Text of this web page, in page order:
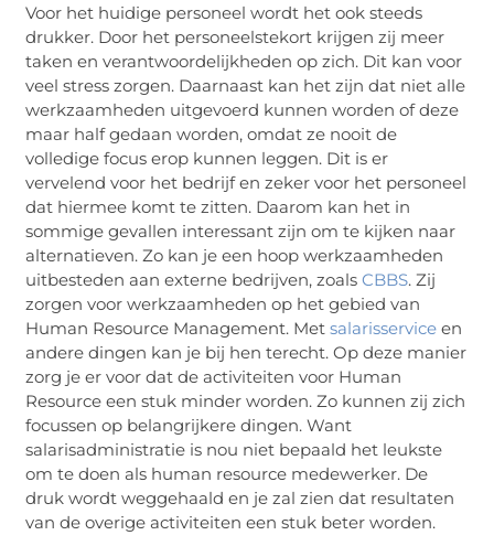
Voor het huidige personeel wordt het ook steeds
drukker. Door het personeelstekort krijgen zij meer
taken en verantwoordelijkheden op zich. Dit kan voor
veel stress zorgen. Daarnaast kan het zijn dat niet alle
werkzaamheden uitgevoerd kunnen worden of deze
maar half gedaan worden, omdat ze nooit de
volledige focus erop kunnen leggen. Dit is er
vervelend voor het bedrijf en zeker voor het personeel
dat hiermee komt te zitten. Daarom kan het in
sommige gevallen interessant zijn om te kijken naar
alternatieven. Zo kan je een hoop werkzaamheden
uitbesteden aan externe bedrijven, zoalsCBBS. Zij
zorgen voor werkzaamheden op het gebied van
Human Resource Management. Metsalarisservice en
andere dingen kan je bij hen terecht. Op deze manier
zorg je er voor dat de activiteiten voor Human
Resource een stuk minder worden. Zo kunnen zij zich
focussen op belangrijkere dingen. Want
salarisadministratie is nou niet bepaald het leukste
om te doen als human resource medewerker. De
druk wordt weggehaald en je zal zien dat resultaten
van de overige activiteiten een stuk beter worden.